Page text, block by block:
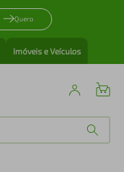
Quero
Imóveis e Veículos